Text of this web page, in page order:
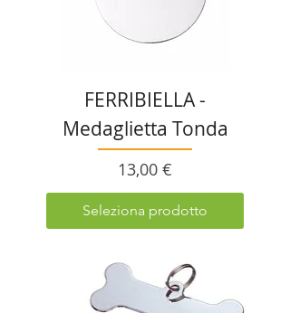
FERRIBIELLA -
Medaglietta Tonda
Prezzo
13,00 €
Seleziona prodotto